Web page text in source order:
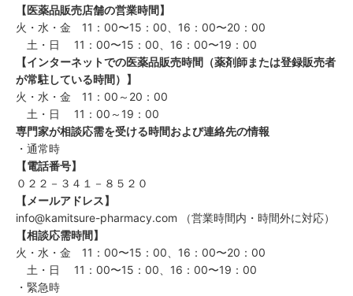
【医薬品販売店舗の営業時間】
火・水・金 11：00〜15：00、16：00〜20：00
土・日 11：00〜15：00、16：00〜19：00
【インターネットでの医薬品販売時間（薬剤師または登録販売者
が常駐している時間）】
火・水・金 11：00～20：00
土・日 11：00～19：00
専門家が相談応需を受ける時間および連絡先の情報
・通常時
【電話番号】
０２２－３４１－８５２０
【メールアドレス】
info@kamitsure-pharmacy.com （営業時間内・時間外に対応）
【相談応需時間】
火・水・金 11：00〜15：00、16：00〜20：00
土・日 11：00〜15：00、16：00〜19：00
・緊急時